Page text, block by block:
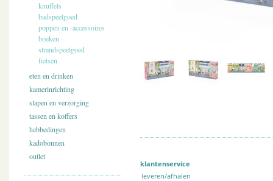
knuffels
badspeelgoed
poppen en -accessoires
boeken
strandspeelgoed
fietsen
eten en drinken
kamerinrichting
slapen en verzorging
tassen en koffers
hebbedingen
kadobonnen
outlet
klantenservice
leveren/afhalen